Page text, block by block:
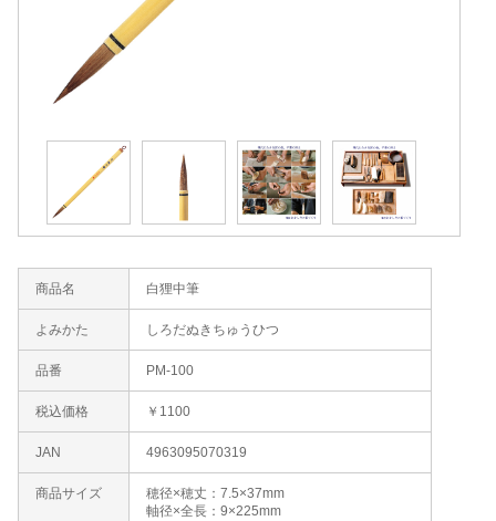
商品名 白狸中筆
よみかた しろだぬきちゅうひつ
品番 PM-100
税込価格 ￥1100
JAN 4963095070319
商品サイズ
穂径×穂丈：7.5×37mm
軸径×全長：9×225mm